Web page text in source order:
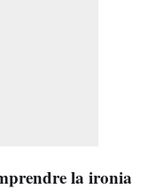
la ironia